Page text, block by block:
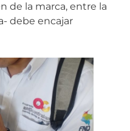
de la marca, entre la
debe encajar